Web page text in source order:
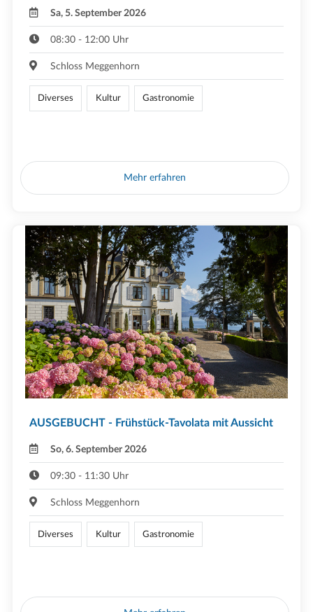
Sa, 5. September 2026
08:30 - 12:00 Uhr
Schloss Meggenhorn
Diverses Kultur Gastronomie
Mehr erfahren
AUSGEBUCHT - Frühstück-Tavolata mit Aussicht
So, 6. September 2026
09:30 - 11:30 Uhr
Schloss Meggenhorn
Diverses Kultur Gastronomie